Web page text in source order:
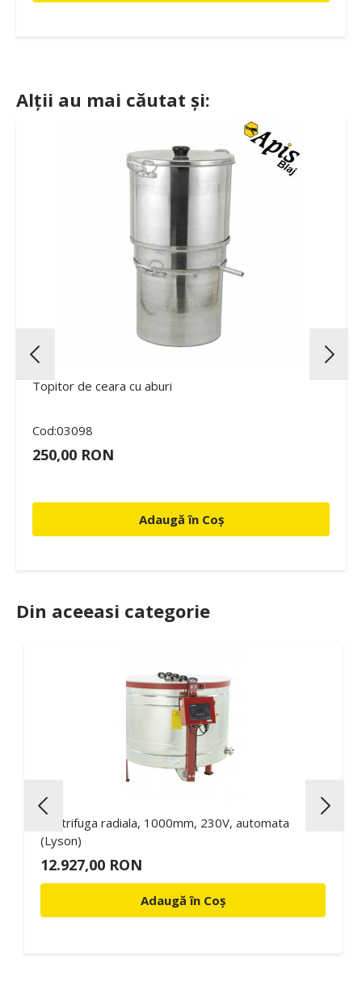
Alții au mai căutat și:
Topitor de ceara cu aburi
Cod:03098
250,00 RON
Adaugă în Coș
Din aceeasi categorie
Centrifuga radiala, 1000mm, 230V, automata
(Lyson)
12.927,00 RON
Adaugă în Coș